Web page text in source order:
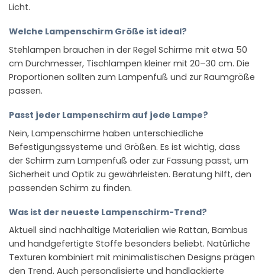
Licht.
Welche Lampenschirm Größe ist ideal?
Stehlampen brauchen in der Regel Schirme mit etwa 50
cm Durchmesser, Tischlampen kleiner mit 20–30 cm. Die
Proportionen sollten zum Lampenfuß und zur Raumgröße
passen.
Passt jeder Lampenschirm auf jede Lampe?
Nein, Lampenschirme haben unterschiedliche
Befestigungssysteme und Größen. Es ist wichtig, dass
der Schirm zum Lampenfuß oder zur Fassung passt, um
Sicherheit und Optik zu gewährleisten. Beratung hilft, den
passenden Schirm zu finden.
Was ist der neueste Lampenschirm-Trend?
Aktuell sind nachhaltige Materialien wie Rattan, Bambus
und handgefertigte Stoffe besonders beliebt. Natürliche
Texturen kombiniert mit minimalistischen Designs prägen
den Trend. Auch personalisierte und handlackierte